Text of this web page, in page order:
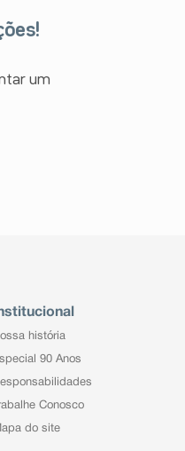
um
história
90 Anos
Conosco
do site